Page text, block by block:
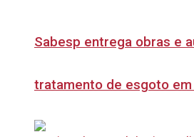
Sabesp entrega obras e
tratamento de esgoto